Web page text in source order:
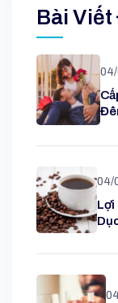
Bài Viết
04/
Lợi